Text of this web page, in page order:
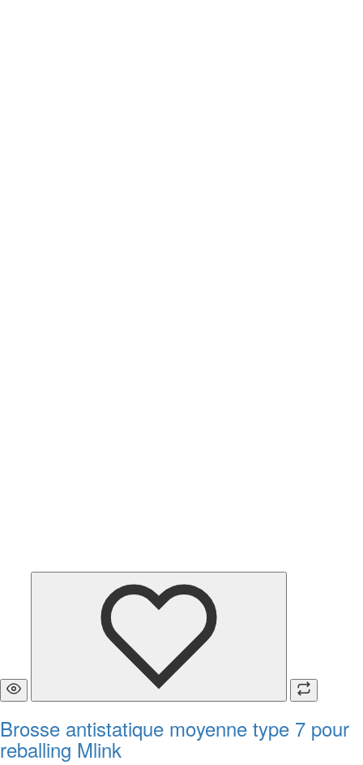
Brosse antistatique moyenne type 7 pour
reballing Mlink